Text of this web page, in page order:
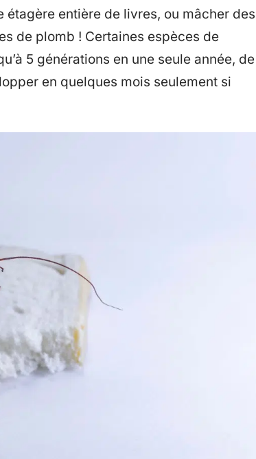
entière de livres, ou mâcher des
de plomb ! Certaines espèces de
5 générations en une seule année, de
en quelques mois seulement si